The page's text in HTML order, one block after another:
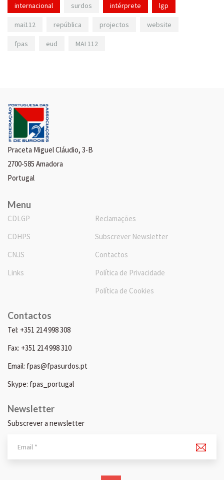
internacional surdos intérprete lgp
mai112 república projectos website
fpas eud MAI 112
Praceta Miguel Cláudio, 3-B
2700-585 Amadora
Portugal
Menu
CDLGP
CDHPS
CNJS
Links
Reclamações
Subscrever Newsletter
Contactos
Política de Privacidade
Política de Cookies
Contactos
Tel: +351 214 998 308
Fax: +351 214 998 310
Email: fpas@fpasurdos.pt
Skype: fpas_portugal
Newsletter
Subscrever a newsletter